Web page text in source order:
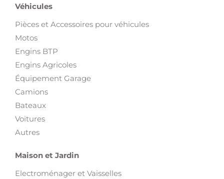
Véhicules
Pièces et Accessoires pour véhicules
Motos
Engins BTP
Engins Agricoles
Équipement Garage
Camions
Bateaux
Voitures
Autres
Maison et Jardin
Electroménager et Vaisselles